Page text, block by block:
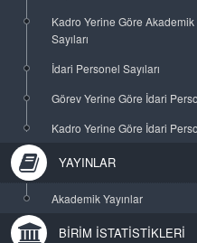
Kadro Yerine Göre
Sayıları
İdari Personel Sayıları
Görev Yerine Göre İdari
Kadro Yerine Göre İdari
YAYINLAR
Akademik Yayınlar
BİRİM İSTATİSTİKLERİ